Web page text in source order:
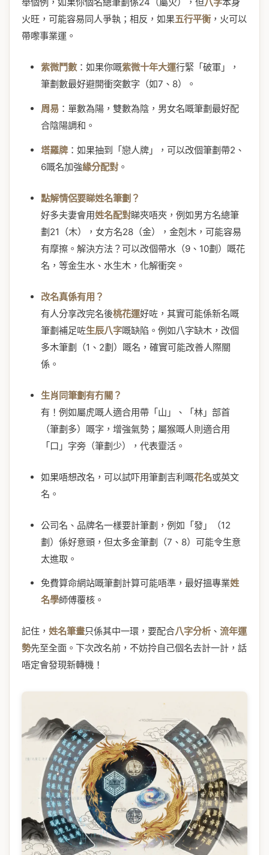
火旺，可能容易同人爭執；相反，如果五行平衡，火可以
帶嚟事業運。
紫微鬥數：如果你嘅紫微十年大運行緊「破軍」，
筆劃數最好避開衝突數字（如7、8）。
周易 ：單數為陽，雙數為陰，男女名嘅筆劃最好配
合陰陽調和。
塔羅牌：如果抽到「戀人牌」，可以改個筆劃帶2、
6嘅名加強緣分配對 。
點解情侶要睇姓名筆劃？
好多夫妻會用姓名配對睇夾唔夾，例如男方名總筆
劃21（木），女方名28（金），金剋木，可能容易
有摩擦。解決方法？可以改個帶水（9、10劃）嘅花
名，等金生水、水生木，化解衝突。
改名真係有用？
有人分享改完名後桃花運好咗，其實可能係新名嘅
筆劃補足咗生辰八字嘅缺陷。例如八字缺木，改個
多木筆劃（1、2劃）嘅名，確實可能改善人際關
係。
生肖同筆劃有冇關？
有！例如屬虎嘅人適合用帶「山」、「林」部首
（筆劃多）嘅字，增強氣勢；屬猴嘅人則適合用
「口」字旁（筆劃少），代表靈活。
如果唔想改名，可以試吓用筆劃吉利嘅花名或英文
名。
公司名、品牌名一樣要計筆劃，例如「發」（12
劃）係好意頭，但太多金筆劃（7、8）可能令生意
太進取。
免費算命網站嘅筆劃計算可能唔準，最好搵專業姓
名學師傅覆核。
記住， 姓名筆畫只係其中一環，要配合八字分析 、 流年運
勢先至全面。下次改名前，不妨拎自己個名去計一計，話
唔定會發現新轉機！